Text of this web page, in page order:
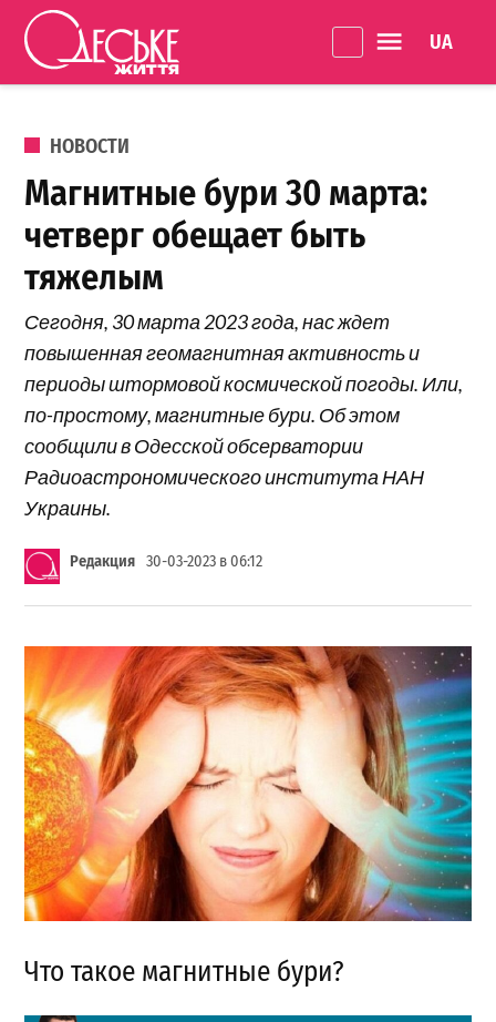
Перейти к содержанию
життя
ОПУБЛИКОВАНО В
НОВОСТИ
Магнитные бури 30 марта:
четверг обещает быть
тяжелым
Сегодня, 30 марта 2023 года, нас ждет
повышенная геомагнитная активность и
периоды штормовой космической погоды. Или,
по-простому, магнитные бури. Об этом
сообщили в Одесской обсерватории
Радиоастрономического института НАН
Украины.
Редакция 30-03-2023 в 06:12
Что такое магнитные бури?